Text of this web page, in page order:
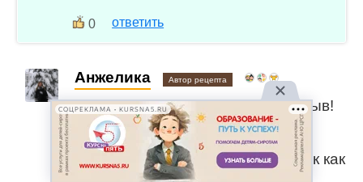
0 ответить
Анжелика Автор рецепта
Регина, большое спасибо за отзыв!
Рада что эклеры
понравились:okhand:Время
выпекания может отличаться, так как
духовки у всех разные.
СОЦРЕКЛАМА • KURSNA5.RU